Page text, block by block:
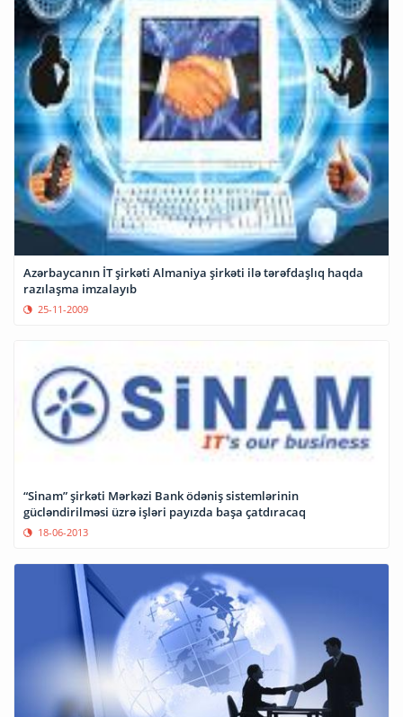
Azərbaycanın İT şirkəti Almaniya şirkəti ilə tərəfdaşlıq haqda
razılaşma imzalayıb
25-11-2009
“Sinam” şirkəti Mərkəzi Bank ödəniş sistemlərinin
gücləndirilməsi üzrə işləri payızda başa çatdıracaq
18-06-2013